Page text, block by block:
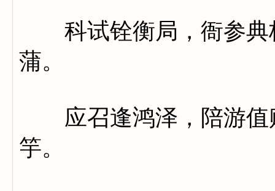
科试铨衡局，衙参典
蒲。
应召逢鸿泽，陪游值
竽。